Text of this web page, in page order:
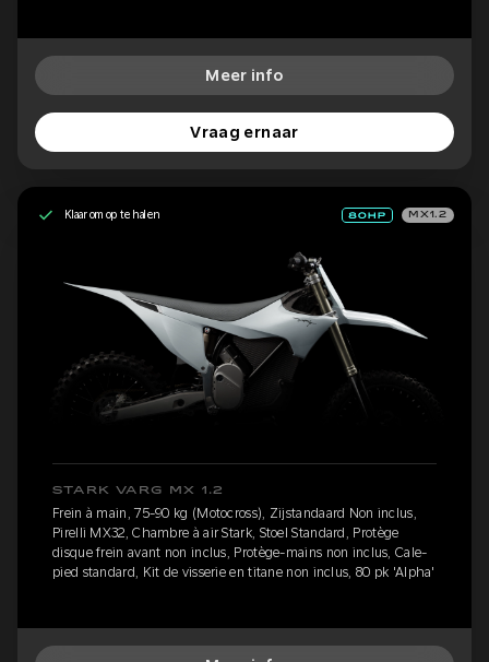
Meer info
Vraag ernaar
Klaar om op te halen MX1.2
STARK VARG MX 1.2
Frein à main, 75-90 kg (Motocross), Zijstandaard Non inclus,
Pirelli MX32, Chambre à air Stark, Stoel Standard, Protège
disque frein avant non inclus, Protège-mains non inclus, Cale-
pied standard, Kit de visserie en titane non inclus, 80 pk 'Alpha'